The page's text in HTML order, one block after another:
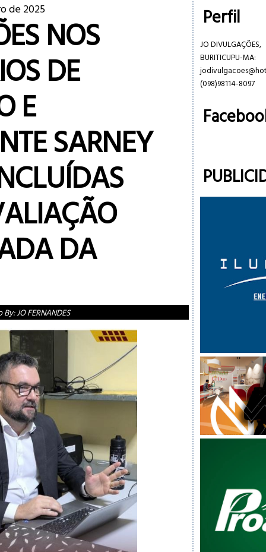
de 2025
NOS
DE
E
SARNEY
DA
By:JO FERNANDES
Perfil
JO DIVULGAÇÕES,
BURITICUPU-MA:
(098)98114-8097